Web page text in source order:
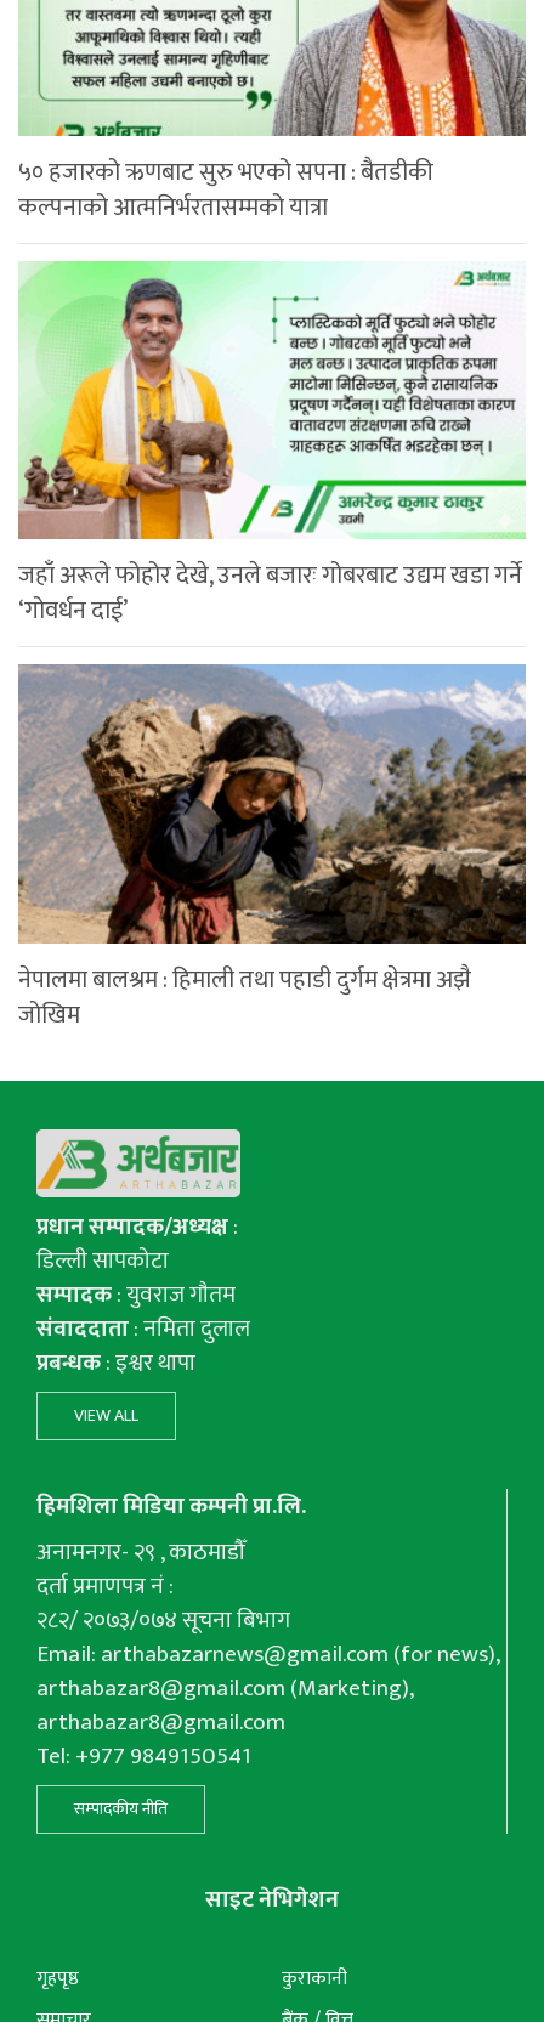
५० हजारको ऋणबाट सुरु भएको सपना : बैतडीकी
कल्पनाको आत्मनिर्भरतासम्मको यात्रा
जहाँ अरूले फोहोर देखे, उनले बजारः गोबरबाट उद्यम खडा गर्ने
‘गोवर्धन दाई’
नेपालमा बालश्रम : हिमाली तथा पहाडी दुर्गम क्षेत्रमा अझै
जोखिम
प्रधान सम्पादक/अध्यक्ष:
डिल्ली सापकोटा
सम्पादक: युवराज गाैतम
संवाददाता: नमिता दुलाल
प्रबन्धक: इश्वर थापा
VIEW ALL
हिमशिला मिडिया कम्पनी प्रा.लि.
अनामनगर- २९ , काठमाडौँ
दर्ता प्रमाणपत्र नं :
२८२/ २०७३/०७४ सूचना बिभाग
Email:arthabazarnews@gmail.com(for news),
arthabazar8@gmail.com(Marketing),
arthabazar8@gmail.com
Tel: +977 9849150541
सम्पादकीय नीति
साइट नेभिगेशन
गृहपृष्ठ
कुराकानी